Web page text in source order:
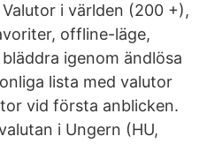
i världen (200 +),
offline-läge,
igenom ändlösa
lista med valutor
vid första anblicken.
i Ungern (HU,